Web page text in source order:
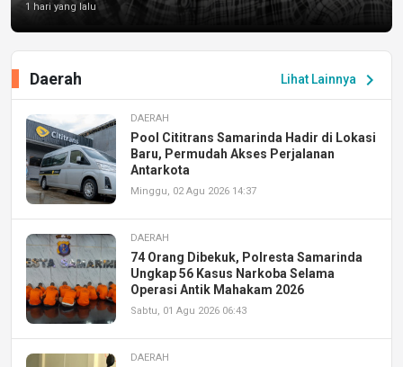
1 hari yang lalu
Lihat Lainnya chevron_right
Daerah
DAERAH
Pool Cititrans Samarinda Hadir di Lokasi
Baru, Permudah Akses Perjalanan
Antarkota
Minggu, 02 Agu 2026 14:37
DAERAH
74 Orang Dibekuk, Polresta Samarinda
Ungkap 56 Kasus Narkoba Selama
Operasi Antik Mahakam 2026
Sabtu, 01 Agu 2026 06:43
DAERAH